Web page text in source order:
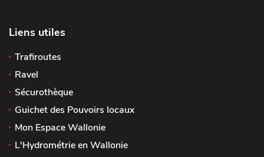
Liens utiles
Trafiroutes
Ravel
Sécurothèque
Guichet des Pouvoirs locaux
Mon Espace Wallonie
L'Hydrométrie en Wallonie